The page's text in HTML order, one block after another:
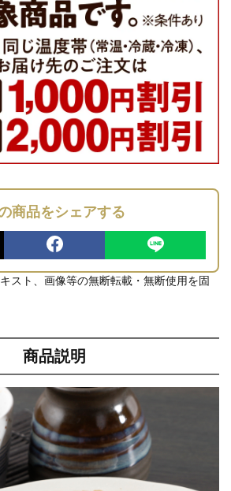
商品をシェアする
スト、画像等の無断転載・無断使用を固
商品説明